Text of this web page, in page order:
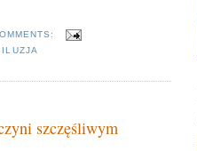
ILUZJA
szczęśliwym